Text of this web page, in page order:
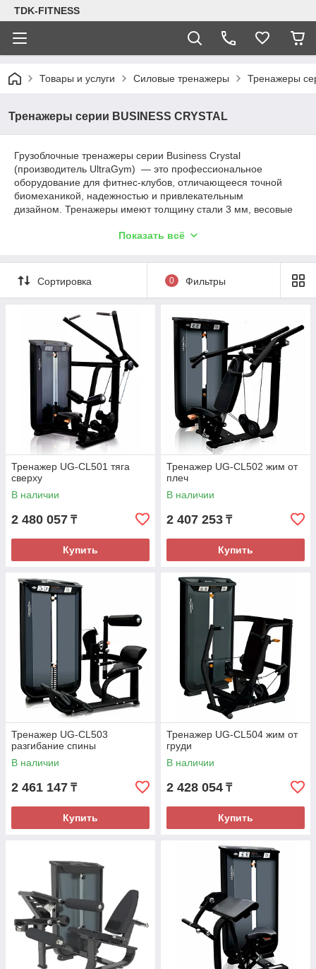
TDK-FITNESS
Товары и услуги Силовые тренажеры Тренажеры
Тренажеры серии BUSINESS CRYSTAL
Грузоблочные тренажеры серии Business Crystal
(производитель UltraGym) — это профессиональное
оборудование для фитнес-клубов, отличающееся точной
биомеханикой, надежностью и привлекательным
дизайном. Тренажеры имеют толщину стали 3 мм, весовые
обеспечивая плавную и бесшумную работу тренажеров
Показать всё
Сортировка 0 Фильтры
Тренажер UG-CL501 тяга
сверху
В наличии
2 480 057 ₸
Купить
Тренажер UG-CL502 жим от
плеч
В наличии
2 407 253 ₸
Купить
Тренажер UG-CL503
разгибание спины
В наличии
2 461 147 ₸
Купить
Тренажер UG-CL504 жим от
груди
В наличии
2 428 054 ₸
Купить